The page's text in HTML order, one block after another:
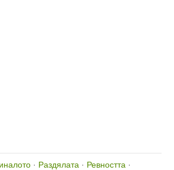
· Раздялата · Ревността ·